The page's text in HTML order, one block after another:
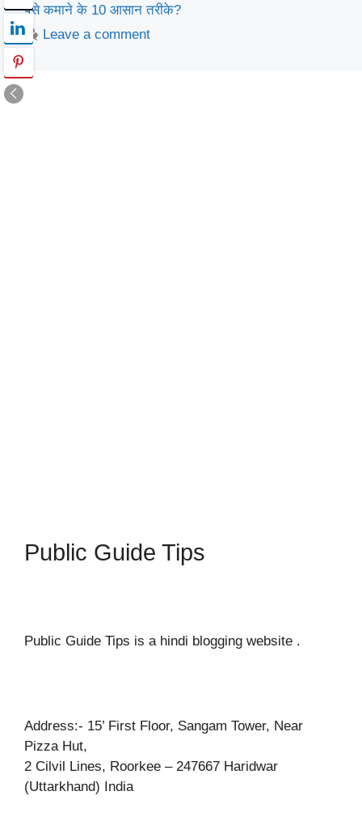
पैसे कमाने के 10 आसान तरीके?
Leave a comment
Public Guide Tips
Public Guide Tips is a hindi blogging website .
Address:- 15’ First Floor, Sangam Tower, Near
Pizza Hut,
2 Cilvil Lines, Roorkee – 247667 Haridwar
(Uttarkhand) India